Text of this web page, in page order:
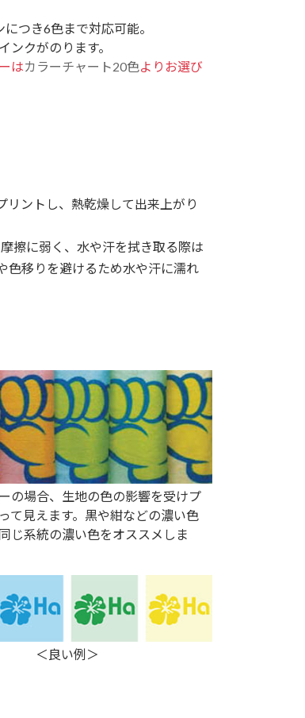
つき6色まで対応可能。
ンクがのります。
はカラーチャート20色よりお選び
リントし、熱乾燥して出来上がり
擦に弱く、水や汗を拭き取る際は
色移りを避けるため水や汗に濡れ
の場合、生地の色の影響を受けプ
て見えます。黒や紺などの濃い色
じ系統の濃い色をオススメしま
＜良い例＞